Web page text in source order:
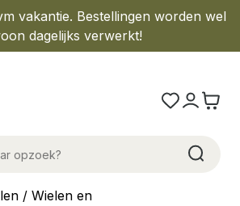
vakantie. Bestellingen worden wel
dagelijks verwerkt!
/ Wielen en